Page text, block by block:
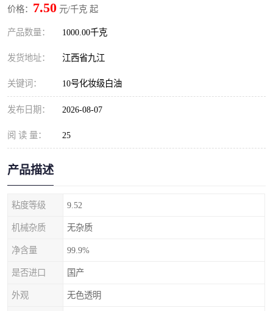
价格： 7.50 元/千克 起
产品数量： 1000.00千克
发货地址： 江西省九江
关键词： 10号化妆级白油
发布日期： 2026-08-07
阅 读 量： 25
产品描述
粘度等级 9.52
机械杂质 无杂质
净含量 99.9%
是否进口 国产
外观 无色透明